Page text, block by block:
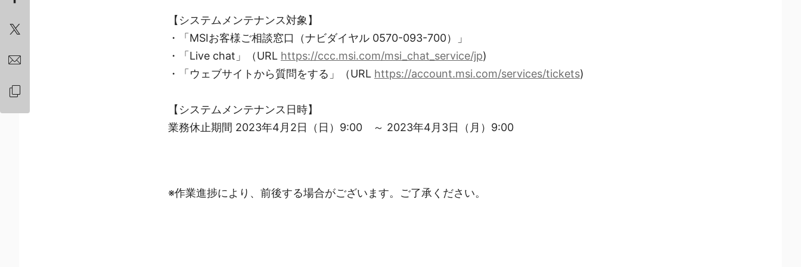
【システムメンテナンス対象】
・「MSIお客様ご相談窓口（ナビダイヤル 0570-093-700）」
・「Live chat」（URL https://ccc.msi.com/msi_chat_service/jp)
・「ウェブサイトから質問をする」（URL https://account.msi.com/services/tickets)
【システムメンテナンス日時】
業務休止期間 2023年4月2日（日）9:00 ～ 2023年4月3日（月）9:00
※作業進捗により、前後する場合がございます。ご了承ください。